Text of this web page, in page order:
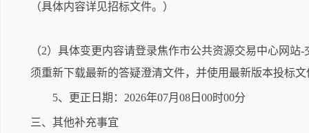
（具体内容详见招标文件。）
（2）具体变更内容请登录焦作市公共资源交易中心网
须重新下载最新的答疑澄清文件，并使用最新版本投标
5、更正日期：2026年07月08日00时00分
三、其他补充事宜